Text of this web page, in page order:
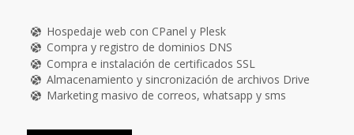
Hospedaje web con CPanel y Plesk
Compra y registro de dominios DNS
Compra e instalación de certificados SSL
Almacenamiento y sincronización de archivos Drive
Marketing masivo de correos, whatsapp y sms